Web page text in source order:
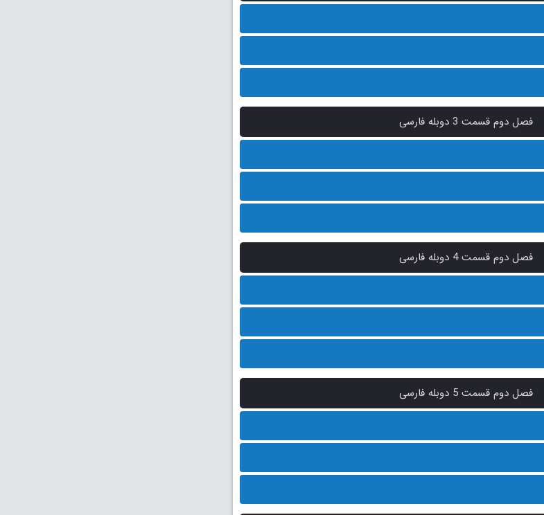
فصل دوم قسمت 3 دوبله فارسی
فصل دوم قسمت 4 دوبله فارسی
فصل دوم قسمت 5 دوبله فارسی